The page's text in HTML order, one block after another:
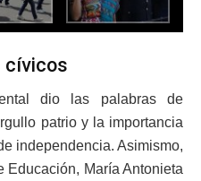
cívicos
dio las palabras de
patrio y la importancia
independencia. Asimismo,
Educación, María Antonieta